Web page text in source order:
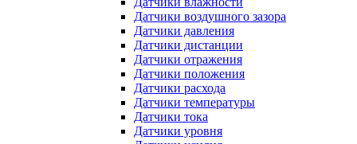
Датчики воздушного зазора
Датчики давления
Датчики дистанции
Датчики отражения
Датчики положения
Датчики расхода
Датчики температуры
Датчики тока
Датчики уровня